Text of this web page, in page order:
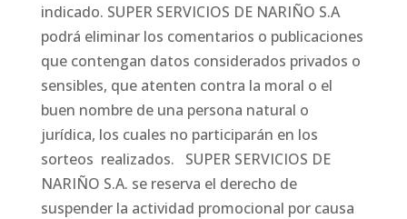
indicado. SUPER SERVICIOS DE NARIÑO S.A
podrá eliminar los comentarios o publicaciones
que contengan datos considerados privados o
sensibles, que atenten contra la moral o el
buen nombre de una persona natural o
jurídica, los cuales no participarán en los
sorteos realizados. SUPER SERVICIOS DE
NARIÑO S.A. se reserva el derecho de
suspender la actividad promocional por causa